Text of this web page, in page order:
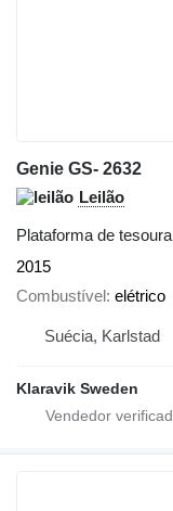
Genie GS- 2632
Leilão
Plataforma de tesoura
2015
Combustível elétrico
Suécia, Karlstad
Klaravik Sweden